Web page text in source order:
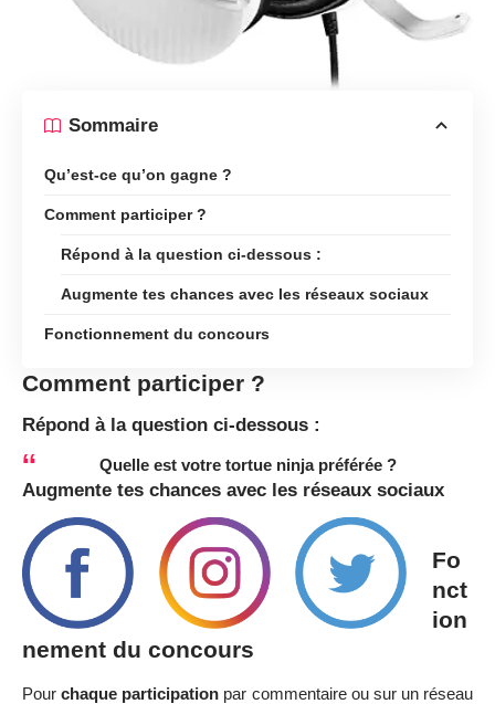
Sommaire
Qu’est-ce qu’on gagne ?
Comment participer ?
Répond à la question ci-dessous :
Augmente tes chances avec les réseaux sociaux
Fonctionnement du concours
Comment participer ?
Répond à la question ci-dessous :
Quelle est votre tortue ninja préférée ?
Augmente tes chances avec les réseaux sociaux
Fo
nct
ion
nement du concours
Pourchaque participation par commentaire ou sur un réseau